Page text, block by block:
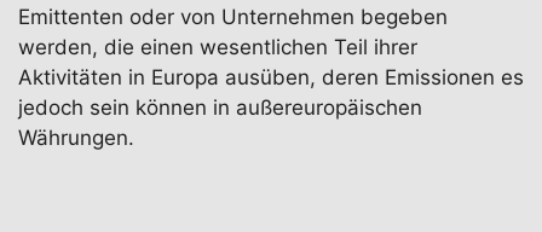
Emittenten oder von Unternehmen begeben
werden, die einen wesentlichen Teil ihrer
Aktivitäten in Europa ausüben, deren Emissionen es
jedoch sein können in außereuropäischen
Währungen.